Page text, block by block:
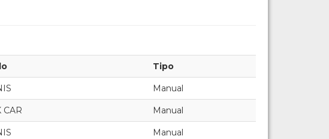
Tipo
Manual
CAR Manual
Manual